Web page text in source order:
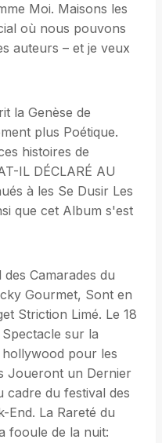
Moi. Maisons les
où nous pouvons
auteurs – et je veux
la Genèse de
plus Poétique.
histoires de
IL DÉCLARÉ AU
à les Se Dusir Les
que cet Album s'est
Camarades du
Gourmet, Sont en
Striction Limé. Le 18
sur la
pour les
Joueront un Dernier
cadre du festival des
End. La Rareté du
fooule de la nuit: